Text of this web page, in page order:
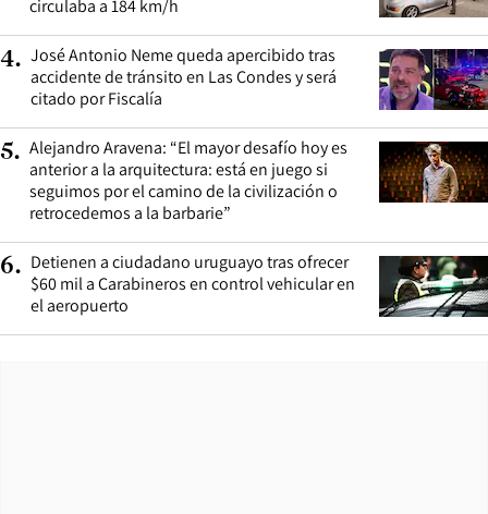
circulaba a 184 km/h
4. José Antonio Neme queda apercibido tras
accidente de tránsito en Las Condes y será
citado por Fiscalía
5. Alejandro Aravena: “El mayor desafío hoy es
anterior a la arquitectura: está en juego si
seguimos por el camino de la civilización o
retrocedemos a la barbarie”
6. Detienen a ciudadano uruguayo tras ofrecer
$60 mil a Carabineros en control vehicular en
el aeropuerto